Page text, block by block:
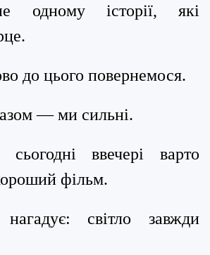
одному історії, які
до цього повернемося.
— ми сильні.
ввечері варто
фільм.
світло завжди